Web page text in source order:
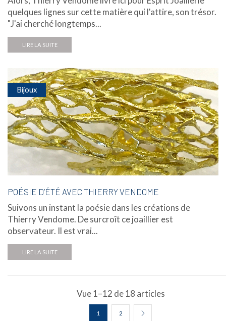
quelques lignes sur cette matière qui l'attire, son trésor.
"J'ai cherché longtemps...
LIRE LA SUITE
Bijoux
POÉSIE D’ÉTÉ AVEC THIERRY VENDOME
Suivons un instant la poésie dans les créations de
Thierry Vendome. De surcroît ce joaillier est
observateur. Il est vrai...
LIRE LA SUITE
Vue 1–12 de 18 articles
1 2